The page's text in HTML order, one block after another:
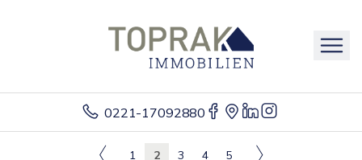
0221-17092880
1 2 3 4 5